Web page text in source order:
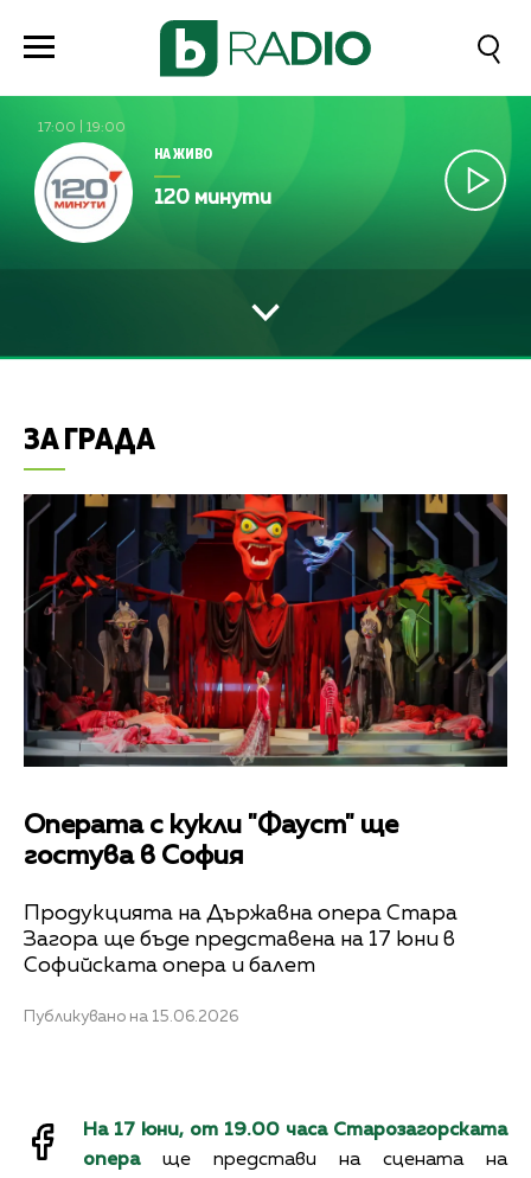
17:00 19:00
НА ЖИВО
120 минути
ЗА ГРАДА
Операта с кукли "Фауст" ще
гостува в София
Продукцията на Държавна опера Стара
Загора ще бъде представена на 17 юни в
Софийската опера и балет
Публикувано на 15.06.2026
На 17 юни, от 19.00 часа Старозагорската
операще представи на сцената на